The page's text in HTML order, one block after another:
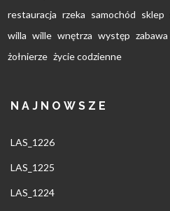
restauracja rzeka samochód sklep
willa wille wnętrza występ zabawa
żołnierze życie codzienne
NAJNOWSZE
LAS_1226
LAS_1225
LAS_1224